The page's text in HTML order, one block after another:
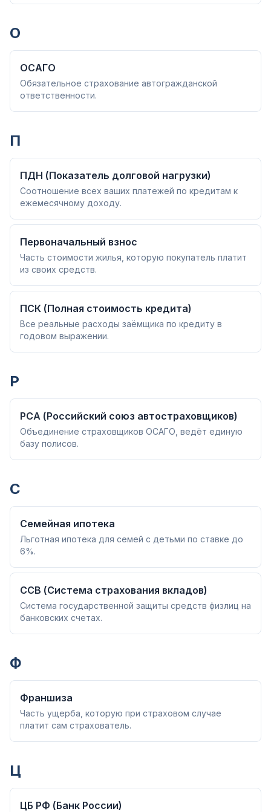
О
ОСАГО
Обязательное страхование автогражданской
ответственности.
П
ПДН (Показатель долговой нагрузки)
Соотношение всех ваших платежей по кредитам к
ежемесячному доходу.
Первоначальный взнос
Часть стоимости жилья, которую покупатель платит
из своих средств.
ПСК (Полная стоимость кредита)
Все реальные расходы заёмщика по кредиту в
годовом выражении.
Р
РСА (Российский союз автостраховщиков)
Объединение страховщиков ОСАГО, ведёт единую
базу полисов.
С
Семейная ипотека
Льготная ипотека для семей с детьми по ставке до
6%.
ССВ (Система страхования вкладов)
Система государственной защиты средств физлиц на
банковских счетах.
Ф
Франшиза
Часть ущерба, которую при страховом случае
платит сам страхователь.
Ц
ЦБ РФ (Банк России)